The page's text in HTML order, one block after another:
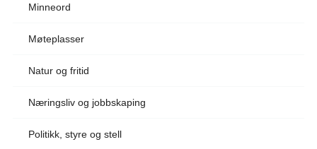
Minneord
Møteplasser
Natur og fritid
Næringsliv og jobbskaping
Politikk, styre og stell